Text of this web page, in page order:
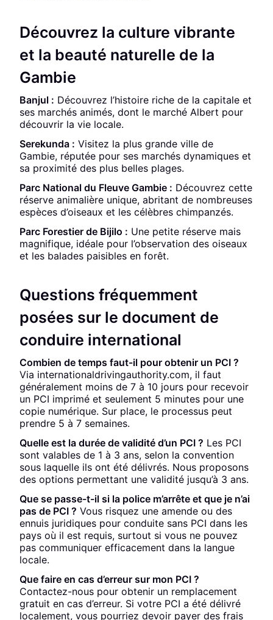
Découvrez la culture vibrante
et la beauté naturelle de la
Gambie
Banjul : Découvrez l’histoire riche de la capitale et
ses marchés animés, dont le marché Albert pour
découvrir la vie locale.
Serekunda : Visitez la plus grande ville de
Gambie, réputée pour ses marchés dynamiques et
sa proximité des plus belles plages.
Parc National du Fleuve Gambie : Découvrez cette
réserve animalière unique, abritant de nombreuses
espèces d’oiseaux et les célèbres chimpanzés.
Parc Forestier de Bijilo : Une petite réserve mais
magnifique, idéale pour l’observation des oiseaux
et les balades paisibles en forêt.
Questions fréquemment
posées sur le document de
conduire international
Combien de temps faut-il pour obtenir un PCI ?
Via internationaldrivingauthority.com, il faut
généralement moins de 7 à 10 jours pour recevoir
un PCI imprimé et seulement 5 minutes pour une
copie numérique. Sur place, le processus peut
prendre 5 à 7 semaines.
Quelle est la durée de validité d’un PCI ? Les PCI
sont valables de 1 à 3 ans, selon la convention
sous laquelle ils ont été délivrés. Nous proposons
des options permettant une validité jusqu’à 3 ans.
Que se passe-t-il si la police m’arrête et que je n’ai
pas de PCI ? Vous risquez une amende ou des
ennuis juridiques pour conduite sans PCI dans les
pays où il est requis, surtout si vous ne pouvez
pas communiquer efficacement dans la langue
locale.
Que faire en cas d’erreur sur mon PCI ?
Contactez-nous pour obtenir un remplacement
gratuit en cas d’erreur. Si votre PCI a été délivré
localement, vous pourriez devoir payer des frais